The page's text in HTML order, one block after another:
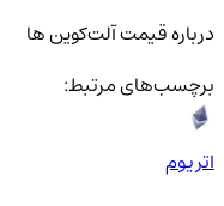
درباره قیمت آلت‌کوین ها
برچسب‌های مرتبط:
اتریوم